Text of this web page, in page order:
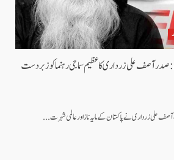
صدر آصف علی زرداری کا عظیم سماجی رہنما کو زبردست
علی زرداری نے پاکستان کے مایہ ناز اور عالمی شہرت...